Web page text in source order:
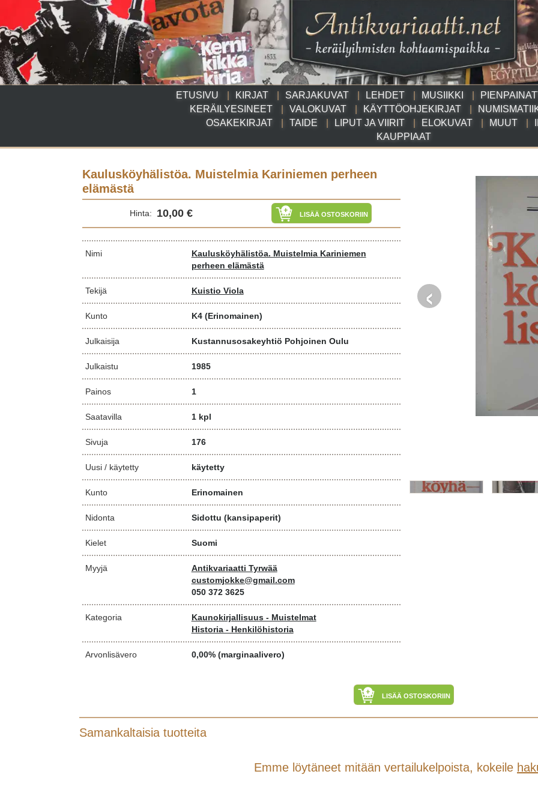
ETUSIVU KIRJAT SARJAKUVAT LEHDET MUSIIKKI
KERÄILYESINEET
VALOKUVAT KÄYTTÖOHJEKIRJAT
OSAKEKIRJAT
TAIDE LIPUT JA VIIRIT ELOKUVAT MUUT
KAUPPIAAT
Kaulusköyhälistöa. Muistelmia Kariniemen perheen
elämästä
‹
Hinta: 10,00 € LISÄÄ OSTOSKORIIN
Nimi
Kaulusköyhälistöa. Muistelmia Kariniemen
perheen elämästä
Tekijä Kuistio Viola
Kunto K4 (Erinomainen)
Julkaisija Kustannusosakeyhtiö Pohjoinen Oulu
Julkaistu 1985
Painos 1
Saatavilla 1 kpl
Sivuja 176
Uusi / käytetty käytetty
Kunto Erinomainen
Nidonta Sidottu (kansipaperit)
Kielet Suomi
Myyjä
Antikvariaatti Tyrwää
customjokke@gmail.com
050 372 3625
Kategoria
Kaunokirjallisuus - Muistelmat
Historia - Henkilöhistoria
Arvonlisävero 0,00% (marginaalivero)
LISÄÄ OSTOSKORIIN
Samankaltaisia tuotteita
Emme löytäneet mitään vertailukelpoista, kokeile